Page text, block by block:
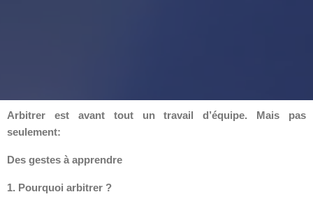
Arbitrer est avant tout un travail d’équipe. Mais pas
seulement:
Des gestes à apprendre
1. Pourquoi arbitrer ?